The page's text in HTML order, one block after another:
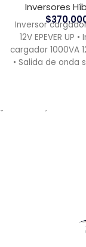
Inversores
$
Inversor
12V EPEVER UP
cargador 1000VA
• Salida de onda